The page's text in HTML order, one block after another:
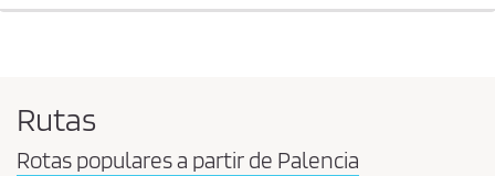
Rutas
Rotas populares a partir de Palencia